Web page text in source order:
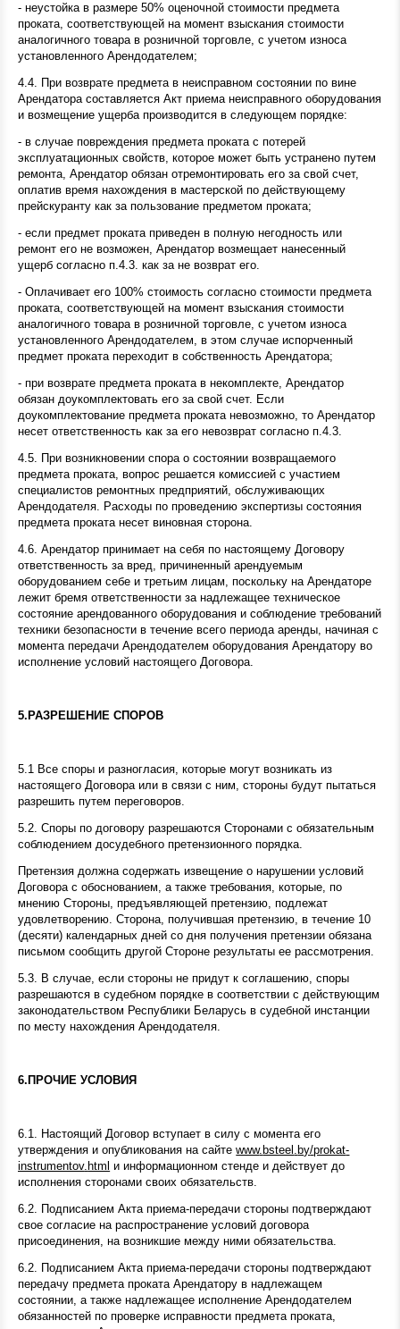
- неустойка в размере 50% оценочной стоимости предмета
проката, соответствующей на момент взыскания стоимости
аналогичного товара в розничной торговле, с учетом износа
установленного Арендодателем;
4.4. При возврате предмета в неисправном состоянии по вине
Арендатора составляется Акт приема неисправного оборудования
и возмещение ущерба производится в следующем порядке:
- в случае повреждения предмета проката с потерей
эксплуатационных свойств, которое может быть устранено путем
ремонта, Арендатор обязан отремонтировать его за свой счет,
оплатив время нахождения в мастерской по действующему
прейскуранту как за пользование предметом проката;
- если предмет проката приведен в полную негодность или
ремонт его не возможен, Арендатор возмещает нанесенный
ущерб согласно п.4.3. как за не возврат его.
- Оплачивает его 100% стоимость согласно стоимости предмета
проката, соответствующей на момент взыскания стоимости
аналогичного товара в розничной торговле, с учетом износа
установленного Арендодателем, в этом случае испорченный
предмет проката переходит в собственность Арендатора;
- при возврате предмета проката в некомплекте, Арендатор
обязан доукомплектовать его за свой счет. Если
доукомплектование предмета проката невозможно, то Арендатор
несет ответственность как за его невозврат согласно п.4.3.
4.5. При возникновении спора о состоянии возвращаемого
предмета проката, вопрос решается комиссией с участием
специалистов ремонтных предприятий, обслуживающих
Арендодателя. Расходы по проведению экспертизы состояния
предмета проката несет виновная сторона.
4.6. Арендатор принимает на себя по настоящему Договору
ответственность за вред, причиненный арендуемым
оборудованием себе и третьим лицам, поскольку на Арендаторе
лежит бремя ответственности за надлежащее техническое
состояние арендованного оборудования и соблюдение требований
техники безопасности в течение всего периода аренды, начиная с
момента передачи Арендодателем оборудования Арендатору во
исполнение условий настоящего Договора.
5.РАЗРЕШЕНИЕ СПОРОВ
5.1 Все споры и разногласия, которые могут возникать из
настоящего Договора или в связи с ним, стороны будут пытаться
разрешить путем переговоров.
5.2. Споры по договору разрешаются Сторонами с обязательным
соблюдением досудебного претензионного порядка.
Претензия должна содержать извещение о нарушении условий
Договора с обоснованием, а также требования, которые, по
мнению Стороны, предъявляющей претензию, подлежат
удовлетворению. Сторона, получившая претензию, в течение 10
(десяти) календарных дней со дня получения претензии обязана
письмом сообщить другой Стороне результаты ее рассмотрения.
5.3. В случае, если стороны не придут к соглашению, споры
разрешаются в судебном порядке в соответствии с действующим
законодательством Республики Беларусь в судебной инстанции
по месту нахождения Арендодателя.
6.ПРОЧИЕ УСЛОВИЯ
6.1. Настоящий Договор вступает в силу с момента его
утверждения и опубликования на сайтеwww. bsteel . by/prokat-
instrumentov. html и информационном стенде и действует до
исполнения сторонами своих обязательств.
6.2. Подписанием Акта приема-передачи стороны подтверждают
свое согласие на распространение условий договора
присоединения, на возникшие между ними обязательства.
6.2. Подписанием Акта приема-передачи стороны подтверждают
передачу предмета проката Арендатору в надлежащем
состоянии, а также надлежащее исполнение Арендодателем
обязанностей по проверке исправности предмета проката,